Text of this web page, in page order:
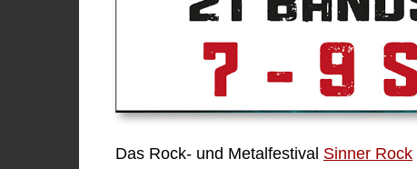
Das Rock- und Metalfestival Sinner Rock